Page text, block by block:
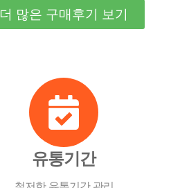
더 많은 구매후기 보기
유통기간